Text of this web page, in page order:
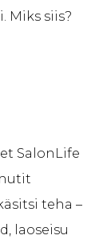
Miks siis?
SalonLife
teha –
laoseisu